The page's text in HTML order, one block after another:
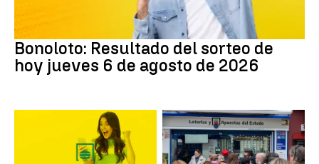
Bonoloto
Bonoloto: Resultado del sorteo de
hoy jueves 6 de agosto de 2026